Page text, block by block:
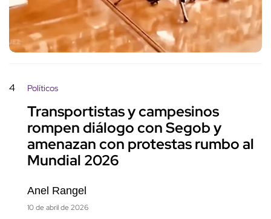
4 Políticos
Transportistas y campesinos
rompen diálogo con Segob y
amenazan con protestas rumbo al
Mundial 2026
Anel Rangel
10 de abril de 2026